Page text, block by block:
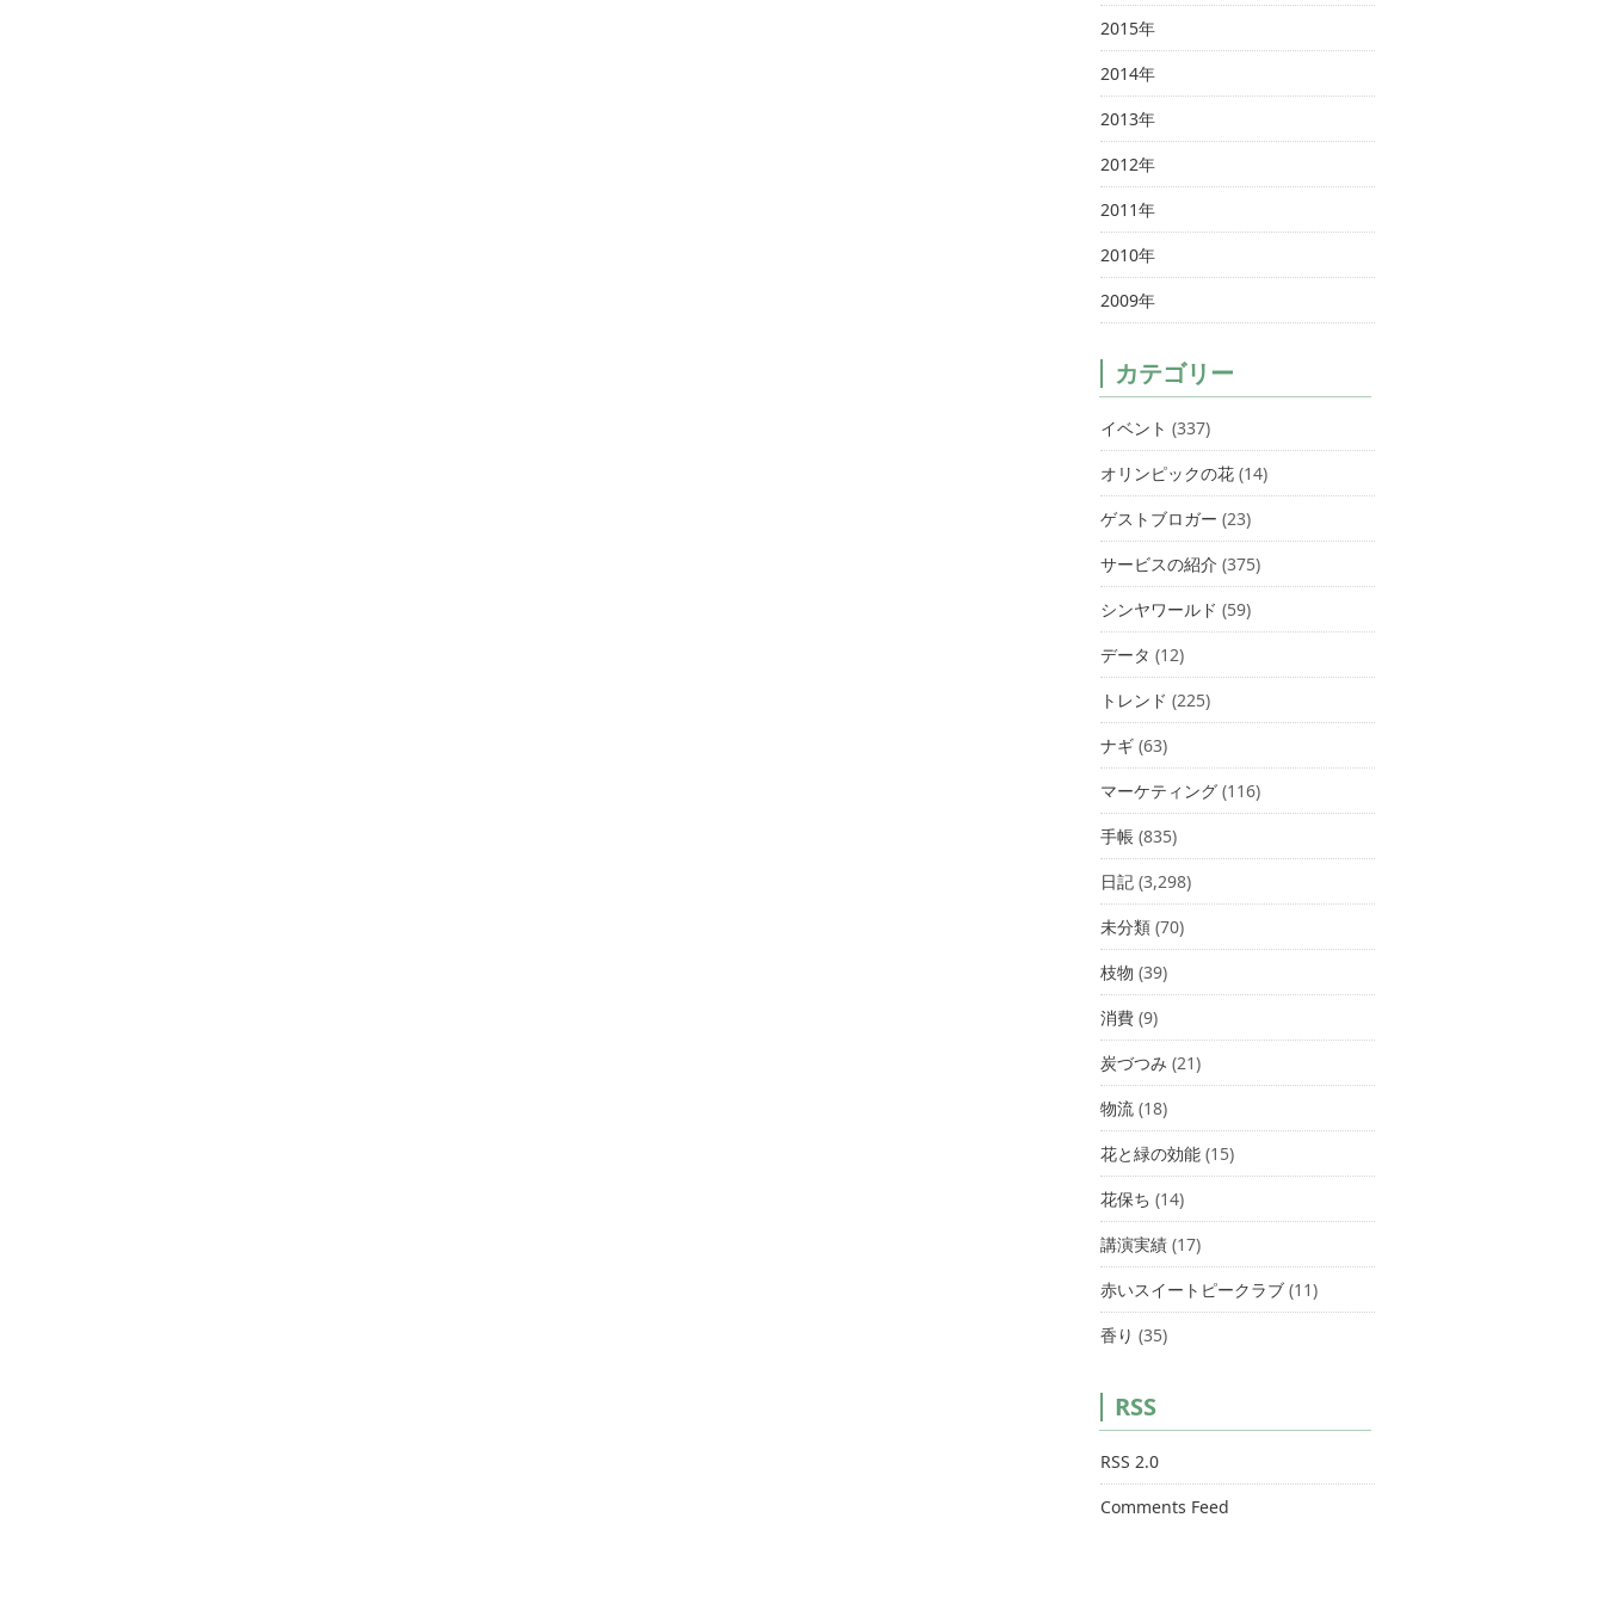
2015年
2014年
2013年
2012年
2011年
2010年
2009年
カテゴリー
イベント (337)
オリンピックの花 (14)
ゲストブロガー (23)
サービスの紹介 (375)
シンヤワールド (59)
データ (12)
トレンド (225)
ナギ (63)
マーケティング (116)
手帳 (835)
日記 (3,298)
未分類 (70)
枝物 (39)
消費 (9)
炭づつみ (21)
物流 (18)
花と緑の効能 (15)
花保ち (14)
講演実績 (17)
赤いスイートピークラブ (11)
香り (35)
RSS
RSS 2.0
Comments Feed